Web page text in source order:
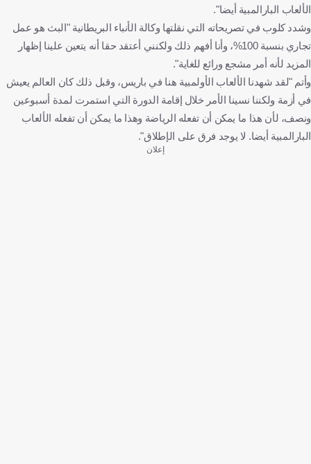
الألعاب البارالمبية أيضا".
وشدد كلوب في تصريحاته التي نقلتها وكالة الأنباء البريطانية "البث هو عمل
تجاري بنسبة 100%، وأنا أفهم ذلك ولكنني أعتقد حقا أنه يتعين علينا إظهار
المزيد لأنه أمر مشجع ورائع للغاية".
وأتم "لقد شهدنا الألعاب الأولمبية هنا في باريس، وقبل ذلك كان العالم يعيش
في أزمة ولكننا نسينا الأمر خلال إقامة الدورة التي استمرت لمدة أسبوعين
ونصف، لأن هذا ما يمكن أن تفعله الرياضة وهذا ما يمكن أن تفعله الألعاب
البارالمبية أيضا. لا يوجد فرق على الإطلاق".
إعلان